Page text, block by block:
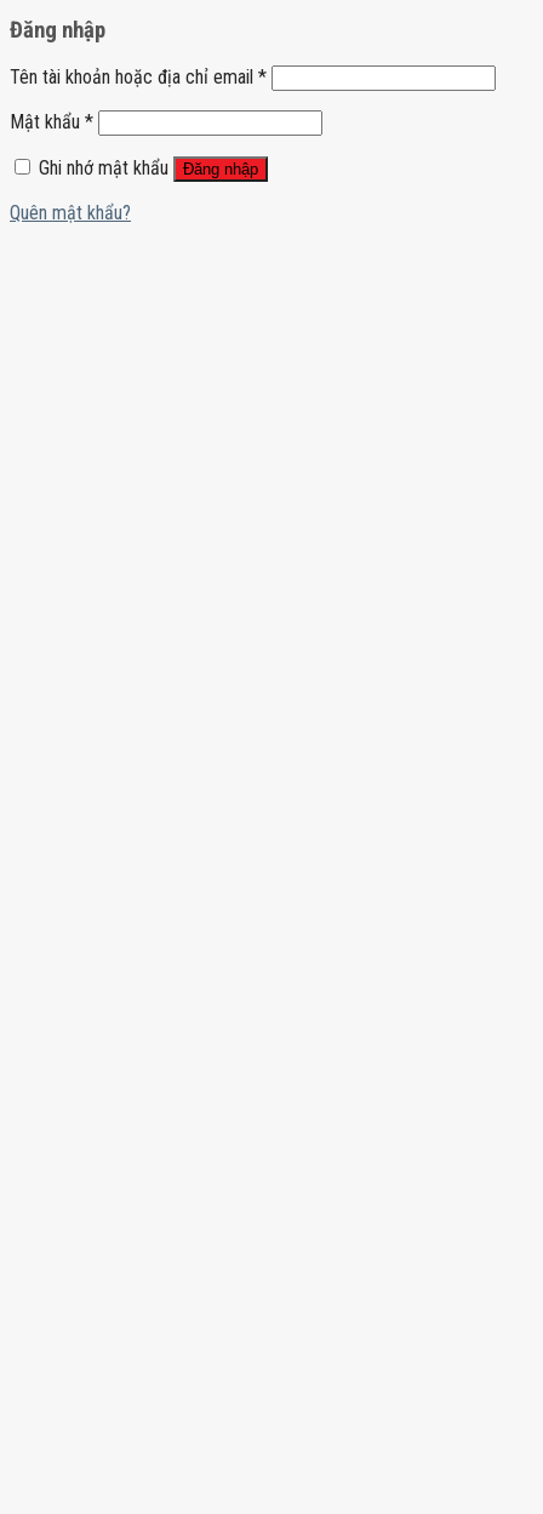
Đăng nhập
Tên tài khoản hoặc địa chỉ email *
Mật khẩu *
Ghi nhớ mật khẩu
Đăng nhập
Quên mật khẩu?